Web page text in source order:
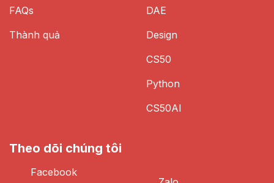
FAQs
Thành quả
DAE
Design
CS50
Python
CS50AI
Theo dõi chúng tôi
Facebook